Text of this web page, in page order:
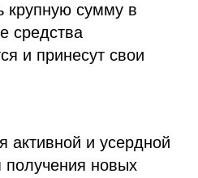
крупную сумму в
средства
и принесут свои
активной и усердной
получения новых